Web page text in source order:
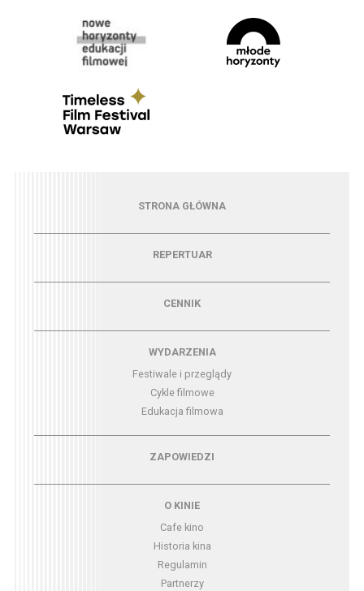
Menu - strona główna
STRONA GŁÓWNA
Menu - repertuarREPERTUAR
CENNIK
Menu - wydarzeniaWYDARZENIA
Festiwale i przeglądy
Cykle filmowe
Edukacja filmowa
Menu - zapowiedziZAPOWIEDZI
O KINIE
Cafe kino
Historia kina
Regulamin
Partnerzy